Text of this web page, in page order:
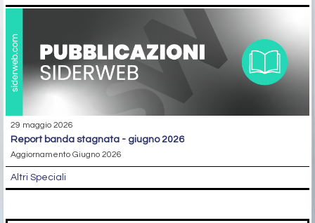
29 maggio 2026
report banda stagnata - giugno 2026
Aggiornamento Giugno 2026
Altri Speciali